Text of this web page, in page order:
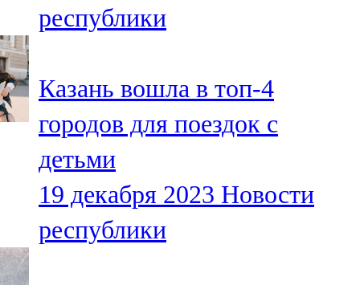
Лениногорский
Мамадыш
106,2 FM
Минзәлә
107,3 FM
Мөслим
республики
Казань вошла в топ-4
городов для поездок с
детьми
19 декабря 2023 Новости
республики